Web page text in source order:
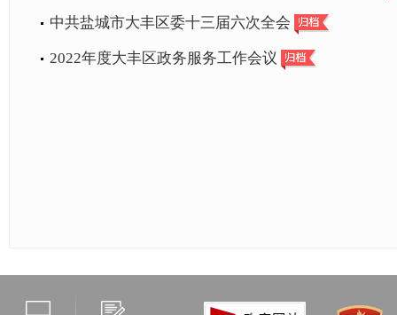
中共盐城市大丰区委十三届六次全会
2022年度大丰区政务服务工作会议